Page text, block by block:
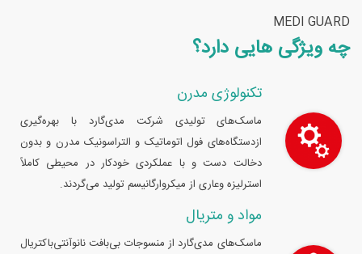
MEDI GUARD
چه ویژگی هایی دارد؟
تکنولوژی مدرن
ماسک‌های تولیدی شرکت مدی‌گارد با بهره‌گیری
ازدستگاه‌های فول اتوماتیک و التراسونیک مدرن و بدون
دخالت دست و با عملکردی خودکار در محیطی کاملاً
استرلیزه وعاری از میکروارگانیسم تولید می‌گردند.
مواد و متریال
ماسک‌های مدی‌گارد از منسوجات بی‌بافت نانو‌آنتی‌باکتریال